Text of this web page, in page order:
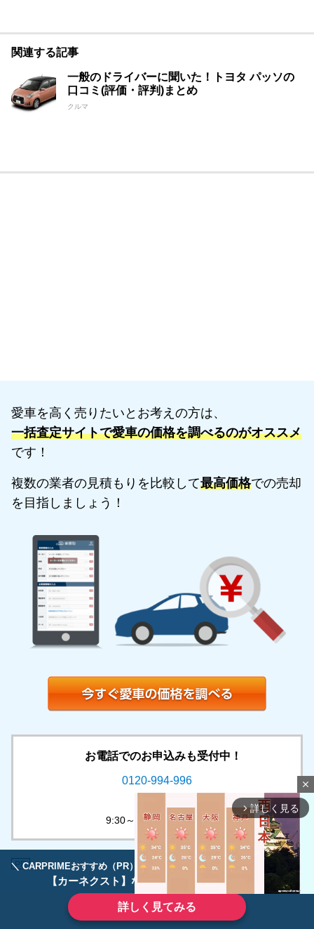
＼ CARPRIMEおすすめ（PR） ／ディーラーで手放すのはもったいない！
【カーネクスト】ならどんなクルマも高価買取
詳しく見てみる
関連する記事
一般のドライバーに聞いた！トヨタ パッソの
口コミ(評価・評判)まとめ
クルマ
愛車を高く売りたいとお考えの方は、
一括査定サイトで愛車の価格を調べるのがオススメ
です！
複数の業者の見積もりを比較して最高価格での売却
を目指しましょう！
お電話でのお申込みも受付中！
0120-994-996
9:30～18:30 / 平日のみ
PR
close
arrow_forward_ios 詳しく見る